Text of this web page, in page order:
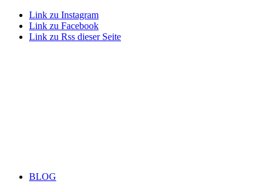
Link zu Instagram
Link zu Facebook
Link zu Rss dieser Seite
BLOG